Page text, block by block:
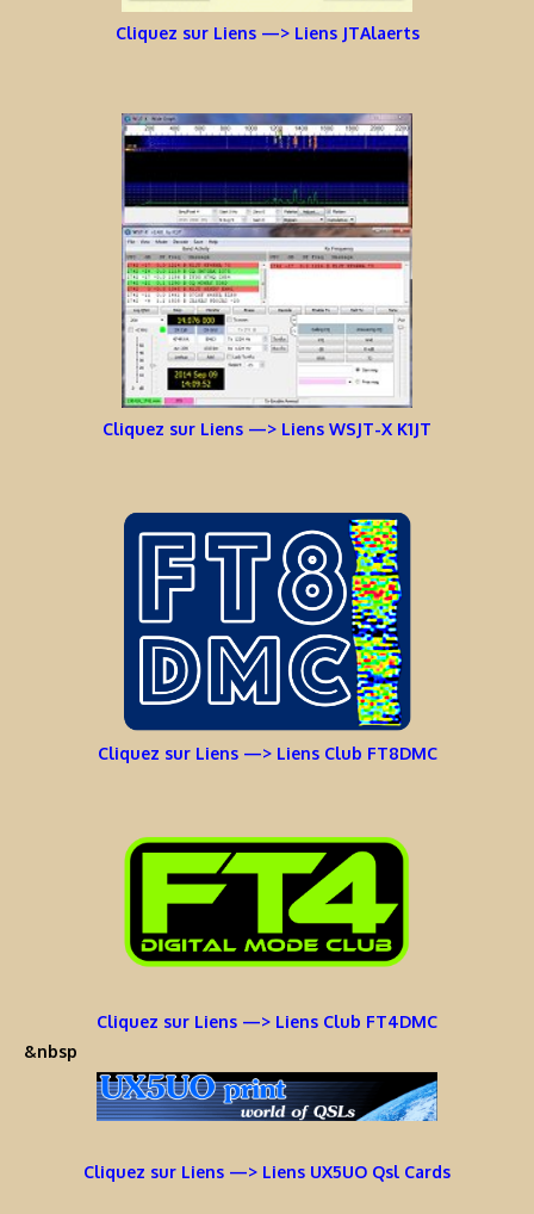
Cliquez sur Liens —> Liens JTAlaerts
Cliquez sur Liens —> Liens WSJT-X K1JT
Cliquez sur Liens —> Liens Club FT8DMC
Cliquez sur Liens —> Liens Club FT4DMC
&nbsp
Cliquez sur Liens —> Liens UX5UO Qsl Cards